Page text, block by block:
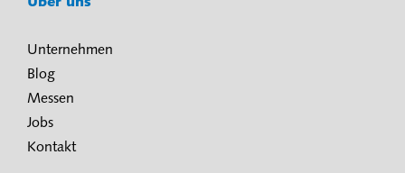
Unternehmen
Blog
Messen
Jobs
Kontakt